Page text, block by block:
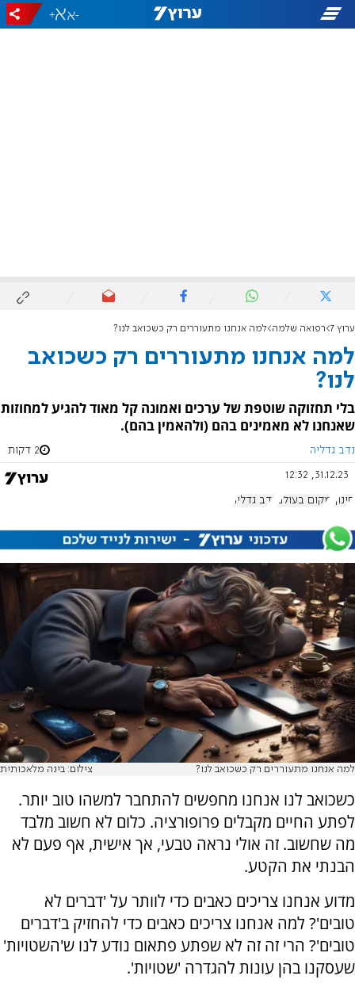
-
+
ערוץ 7 רפואה שלמה למה אנחנו מתעוררים רק כשכואב לנו?
למה אנחנו מתעוררים רק כשכואב
לנו?
בלי תחזוקה שוטפת של ערכים ואמונה קל מאוד להגיע למחוזות
שאנחנו לא מאמינים בהם (ולהאמין בהם).
נדב גדליה 2 דקות
31.12.23, 12:32
חינוך מקום בעולם נדב גדליה
למה אנחנו מתעוררים רק כשכואב לנו? צילום: בינה מלאכותית
כשכואב לנו אנחנו מחפשים להתחבר למשהו טוב יותר.
לפתע החיים מקבלים פרופורציה. כלום לא חשוב מלבד
מה שחשוב. זה אולי נראה טבעי, אך אישית, אף פעם לא
הבנתי את הקטע.
מדוע אנחנו צריכים כאבים כדי לוותר על 'דברים לא
טובים'? למה אנחנו צריכים כאבים כדי להחזיק ב'דברים
טובים'? הרי זה זה לא שפתע פתאום נודע לנו ש'השטויות'
שעסקנו בהן עונות להגדרה 'שטויות'.